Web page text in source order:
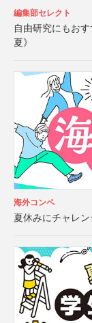
編集部セレクト
自由研究にもお
夏》
海外コンペ
夏休みにチャレ